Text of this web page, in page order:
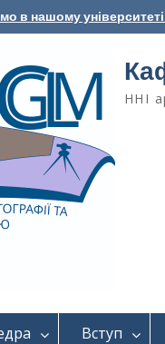
в нашому
ННІ
Вступ